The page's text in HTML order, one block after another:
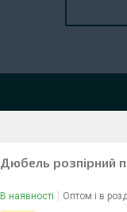
Дюбель розпірний
В наявності Оптом і в